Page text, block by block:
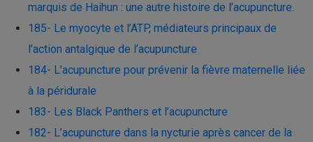
marquis de Haihun : une autre histoire de l’acupuncture.
185- Le myocyte et l’ATP, médiateurs principaux de
l’action antalgique de l’acupuncture
184- L’acupuncture pour prévenir la fièvre maternelle liée
à la péridurale
183- Les Black Panthers et l’acupuncture
182- L’acupuncture dans la nycturie après cancer de la